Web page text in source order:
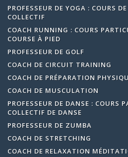
PROFESSEUR DE YOGA : COURS
COLLECTIF
COACH RUNNING : COURS
COURSE À PIED
PROFESSEUR DE GOLF
COACH DE CIRCUIT TRAINING
COACH DE PRÉPARATION
COACH DE MUSCULATION
PROFESSEUR DE DANSE : COURS
COLLECTIF DE DANSE
PROFESSEUR DE ZUMBA
COACH DE STRETCHING
COACH DE RELAXATION